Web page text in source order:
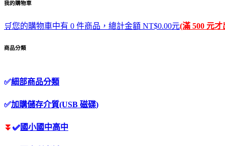
我的購物車
🛒您的購物車中有 0 件商品，總計金額 NT$0.00元(滿 500 元才
商品分類
✅細部商品分類
✅加購儲存介質(USB 磁碟)
⏬ ✅國小國中高中